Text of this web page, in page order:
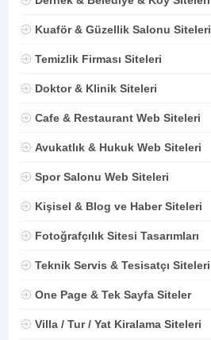
Kuaför & Güzellik Salonu Siteleri
Temizlik Firması Siteleri
Doktor & Klinik Siteleri
Cafe & Restaurant Web Siteleri
Avukatlık & Hukuk Web Siteleri
Spor Salonu Web Siteleri
Kişisel & Blog ve Haber Siteleri
Fotoğrafçılık Sitesi Tasarımları
Teknik Servis & Tesisatçı Siteleri
One Page & Tek Sayfa Siteler
Villa / Tur / Yat Kiralama Siteleri